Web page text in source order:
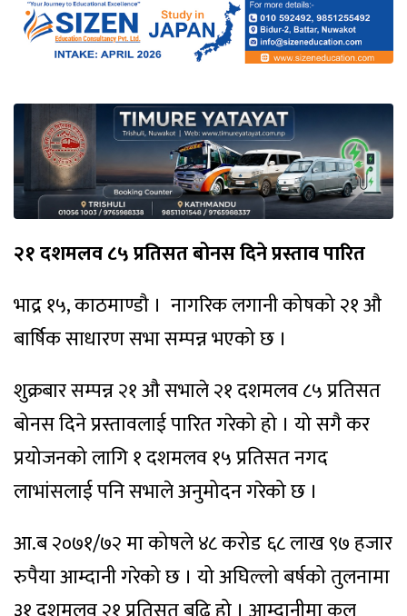
२१ दशमलव ८५ प्रतिसत बोनस दिने प्रस्ताव पारित
भाद्र १५, काठमाण्डौ । नागरिक लगानी कोषको २१ औ
बार्षिक साधारण सभा सम्पन्न भएको छ ।
शुक्रबार सम्पन्न २१ औ सभाले २१ दशमलव ८५ प्रतिसत
बोनस दिने प्रस्तावलाई पारित गरेको हो । यो सगै कर
प्रयोजनको लागि १ दशमलव १५ प्रतिसत नगद
लाभांसलाई पनि सभाले अनुमोदन गरेको छ ।
आ.ब २०७१/७२ मा कोषले ४८ करोड ६८ लाख ९७ हजार
रुपैया आम्दानी गरेको छ । यो अघिल्लो बर्षको तुलनामा